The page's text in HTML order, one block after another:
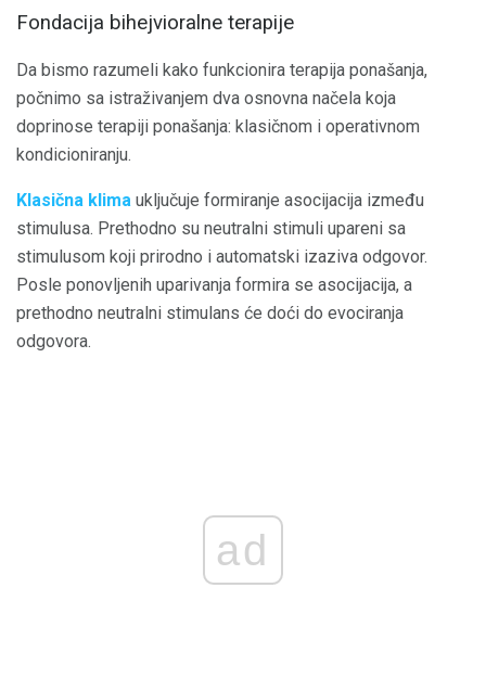
Fondacija bihejvioralne terapije
Da bismo razumeli kako funkcionira terapija ponašanja,
počnimo sa istraživanjem dva osnovna načela koja
doprinose terapiji ponašanja: klasičnom i operativnom
kondicioniranju.
Klasična klima uključuje formiranje asocijacija između
stimulusa. Prethodno su neutralni stimuli upareni sa
stimulusom koji prirodno i automatski izaziva odgovor.
Posle ponovljenih uparivanja formira se asocijacija, a
prethodno neutralni stimulans će doći do evociranja
odgovora.
ad